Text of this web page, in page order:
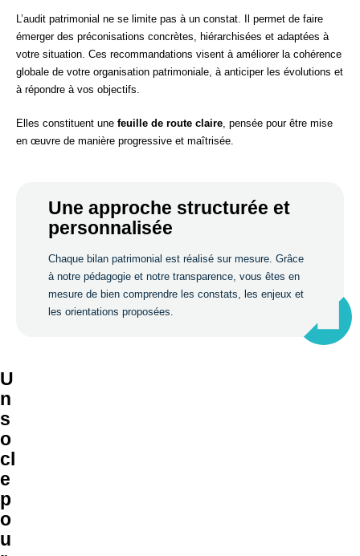
L’audit patrimonial ne se limite pas à un constat. Il permet de faire
émerger des préconisations concrètes, hiérarchisées et adaptées à
votre situation. Ces recommandations visent à améliorer la cohérence
globale de votre organisation patrimoniale, à anticiper les évolutions et
à répondre à vos objectifs.
Elles constituent une feuille de route claire, pensée pour être mise
en œuvre de manière progressive et maîtrisée.
Une approche structurée et
personnalisée
Chaque bilan patrimonial est réalisé sur mesure. Grâce
à notre pédagogie et notre transparence, vous êtes en
mesure de bien comprendre les constats, les enjeux et
les orientations proposées.
U
n
s
o
cl
e
p
o
u